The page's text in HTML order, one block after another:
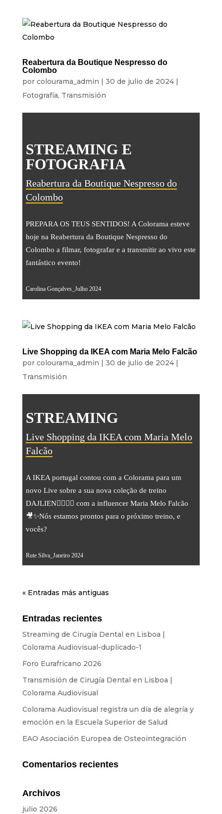
Reabertura da Boutique Nespresso do
Colombo
por colourama_admin | 30 de julio de 2024|
Fotografía, Transmisión
STREAMING E
FOTOGRAFIA
Reabertura da Boutique Nespresso do
Colombo
PREPARA OS TEUS SENTIDOS! A Colorama esteve
hoje na Reabertura da Boutique Nespresso do
Colombo a filmar, fotografar e a transmitir ao vivo este
fantástico evento!
Carolina Gonçalves_Julho 2024
Live Shopping da IKEA com Maria Melo Falcão
por colourama_admin | 30 de julio de 2024|
Transmisión
STREAMING
Live Shopping da IKEA com Maria Melo
Falcão
A IKEA portugal contou com a Colorama para um
novo Live sobre a sua nova coleção de treino
DAJLIEN🏋️‍♀️💪🏻 com a influencer Maria Melo Falcão
🎥✨Nós estamos prontos para o próximo treino, e
vocês?
Rute Silva_Janeiro 2024
« Entradas más antiguas
Entradas recientes
Streaming de Cirugía Dental en Lisboa |
Colorama Audiovisual-duplicado-1
Foro Eurafricano 2026
Transmisión de Cirugía Dental en Lisboa |
Colorama Audiovisual
Colorama Audiovisual registra un día de alegría y
emoción en la Escuela Superior de Salud
EAO Asociación Europea de Osteointegración
Comentarios recientes
Archivos
julio 2026